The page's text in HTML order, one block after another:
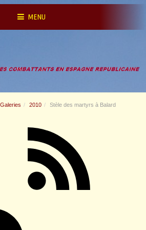
MENU
Galeries 2010 Stèle des martyrs à Balard